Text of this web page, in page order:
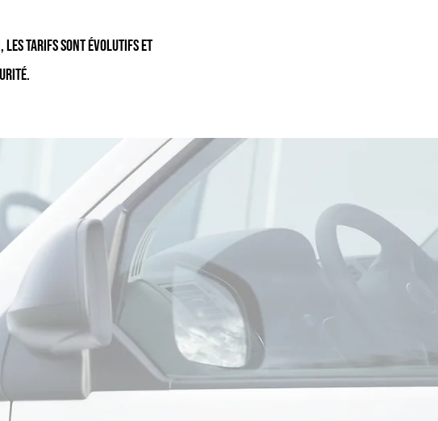
les tarifs sont évolutifs et